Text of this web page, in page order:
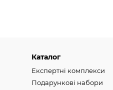
Каталог
Експертні комплекси
Подарункові набори